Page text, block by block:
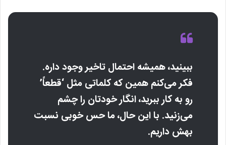
ببینید، همیشه احتمال تاخیر وجود داره.
فکر می‌کنم همین که کلماتی مثل ‘قطعاً’
رو به کار ببرید، انگار خودتان را چشم
می‌زنید. با این حال، ما حس خوبی نسبت
بهش داریم.